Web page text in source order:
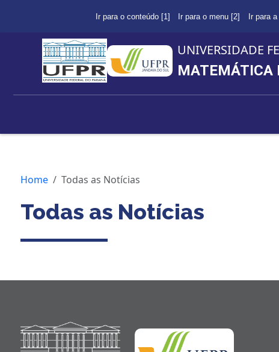
Ir para o conteúdo [1] Ir para o menu [2] Ir para
UNIVERSIDADE
MATEMÁTICA
Home Todas as Notícias
Todas as Notícias